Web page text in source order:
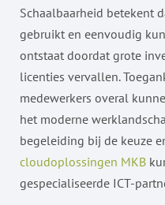
Schaalbaarheid betekent
gebruikt en eenvoudig
ontstaat doordat grote
licenties vervallen.
medewerkers overal
het moderne
begeleiding bij de keuze
cloudoplossingen MKB
gespecialiseerde ICT-